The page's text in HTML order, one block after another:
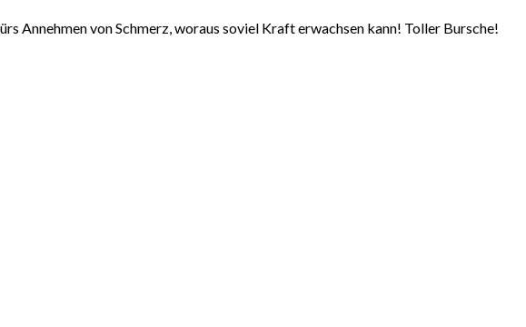
Annehmen von Schmerz, woraus soviel Kraft erwachsen kann! Toller Bursche!